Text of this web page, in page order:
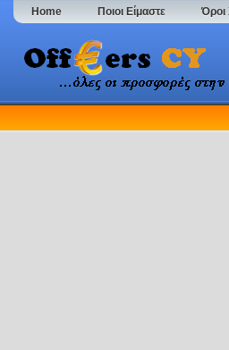
Home Ποιοι Είμαστε Όροι